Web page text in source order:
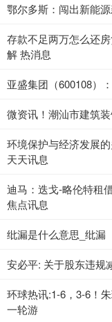
鄂尔多斯：闯出新能
存款不足两万怎么还
解 热消息
亚盛集团（600108）
微资讯！潮汕市建筑
环境保护与经济发展
天天讯息
迪马：迭戈-略伦特租
焦点讯息
纰漏是什么意思_纰漏
安必平: 关于股东违规
环球热讯:1-6，3-6！
一轮游